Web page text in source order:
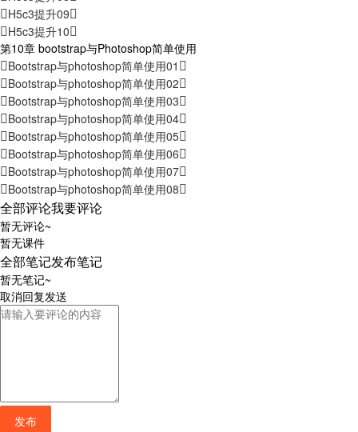
H5c3提升09
H5c3提升10
第10章 bootstrap与Photoshop简单使用
Bootstrap与photoshop简单使用01
Bootstrap与photoshop简单使用02
Bootstrap与photoshop简单使用03
Bootstrap与photoshop简单使用04
Bootstrap与photoshop简单使用05
Bootstrap与photoshop简单使用06
Bootstrap与photoshop简单使用07
Bootstrap与photoshop简单使用08
全部评论我要评论
暂无评论~
暂无课件
全部笔记发布笔记
暂无笔记~
取消回复发送
发布